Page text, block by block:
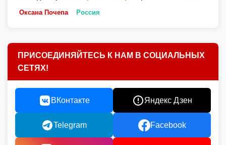
Оксана Почепа Россия
ПРИСОЕДИНЯЙТЕСЬ К НАМ В СОЦИАЛЬНЫХ
СЕТЯХ!
ВКонтакте Яндекс Дзен
Telegram Facebook